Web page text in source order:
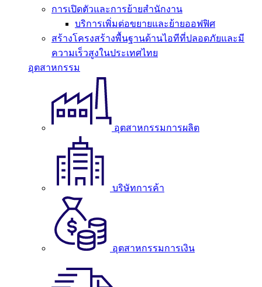
การเปิดตัวและการย้ายสำนักงาน
บริการเพิ่มต่อขยายและย้ายออฟฟิศ
สร้างโครงสร้างพื้นฐานด้านไอทีที่ปลอดภัยและมี
ความเร็วสูงในประเทศไทย
อุตสาหกรรม
อุตสาหกรรมการผลิต
บริษัทการค้า
อุตสาหกรรมการเงิน